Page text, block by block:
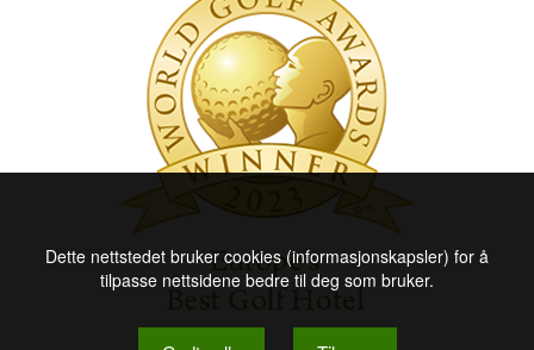
Dette nettstedet bruker cookies (informasjonskapsler) for å
tilpasse nettsidene bedre til deg som bruker.